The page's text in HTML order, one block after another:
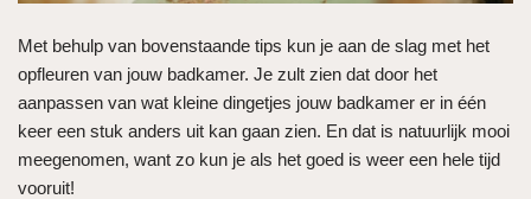
Met behulp van bovenstaande tips kun je aan de slag met het
opfleuren van jouw badkamer. Je zult zien dat door het
aanpassen van wat kleine dingetjes jouw badkamer er in één
keer een stuk anders uit kan gaan zien. En dat is natuurlijk mooi
meegenomen, want zo kun je als het goed is weer een hele tijd
vooruit!